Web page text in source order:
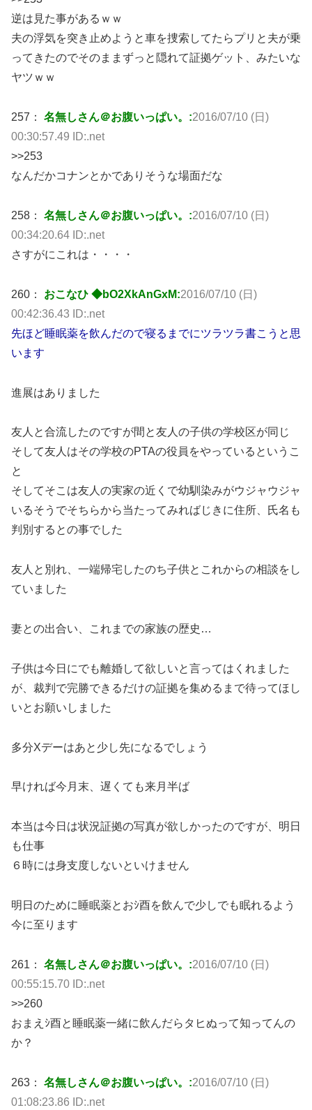
逆は見た事があるｗｗ
夫の浮気を突き止めようと車を捜索してたらプリと夫が乗
ってきたのでそのままずっと隠れて証拠ゲット、みたいな
ヤツｗｗ
257： 名無しさん＠お腹いっぱい。:2016/07/10 (日)
00:30:57.49 ID:.net
>>253
なんだかコナンとかでありそうな場面だな
258： 名無しさん＠お腹いっぱい。:2016/07/10 (日)
00:34:20.64 ID:.net
さすがにこれは・・・・
260： おこなひ ◆bO2XkAnGxM:2016/07/10 (日)
00:42:36.43 ID:.net
先ほど睡眠薬を飲んだので寝るまでにツラツラ書こうと思
います
進展はありました
友人と合流したのですが間と友人の子供の学校区が同じ
そして友人はその学校のPTAの役員をやっているというこ
と
そしてそこは友人の実家の近くで幼馴染みがウジャウジャ
いるそうでそちらから当たってみればじきに住所、氏名も
判別するとの事でした
友人と別れ、一端帰宅したのち子供とこれからの相談をし
ていました
妻との出合い、これまでの家族の歴史…
子供は今日にでも離婚して欲しいと言ってはくれました
が、裁判で完勝できるだけの証拠を集めるまで待ってほし
いとお願いしました
多分Xデーはあと少し先になるでしょう
早ければ今月末、遅くても来月半ば
本当は今日は状況証拠の写真が欲しかったのですが、明日
も仕事
６時には身支度しないといけません
明日のために睡眠薬とおｼ酉を飲んで少しでも眠れるよう
今に至ります
261： 名無しさん＠お腹いっぱい。:2016/07/10 (日)
00:55:15.70 ID:.net
>>260
おまえｼ酉と睡眠薬一緒に飲んだらタヒぬって知ってんの
か？
263： 名無しさん＠お腹いっぱい。:2016/07/10 (日)
01:08:23.86 ID:.net